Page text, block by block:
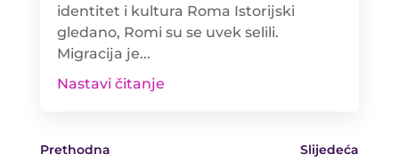
identitet i kultura Roma Istorijski
gledano, Romi su se uvek selili.
Migracija je...
Nastavi čitanje
Prethodna Slijedeća